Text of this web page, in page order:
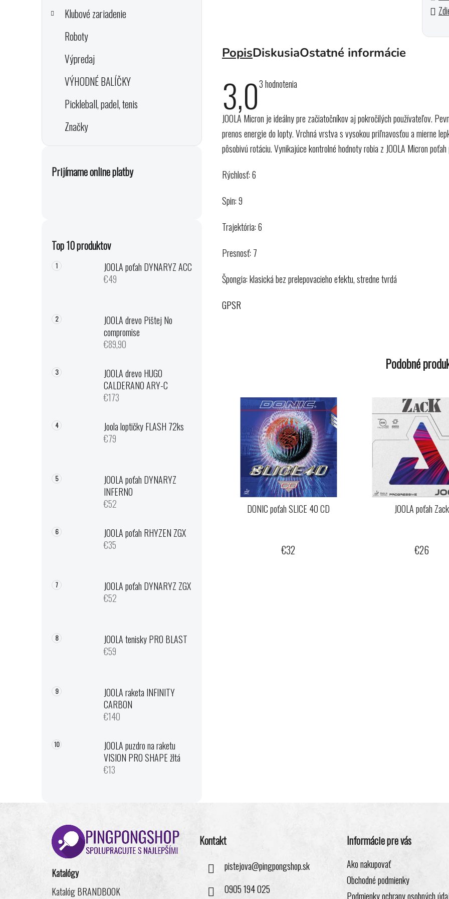
Klubové zariadenie
Roboty
Výpredaj
VÝHODNÉ BALÍČKY
Pickleball, padel, tenis
Značky
Prijímame online platby
Top 10 produktov
JOOLA poťah DYNARYZ ACC
€49
JOOLA drevo Pištej No
compromise
€89,90
JOOLA drevo HUGO
CALDERANO ARY-C
€173
Joola loptičky FLASH 72ks
€79
JOOLA poťah DYNARYZ
INFERNO
€52
JOOLA poťah RHYZEN ZGX
€35
JOOLA poťah DYNARYZ ZGX
€52
JOOLA tenisky PRO BLAST
€59
JOOLA raketa INFINITY
CARBON
€140
JOOLA puzdro na raketu
VISION PRO SHAPE žltá
€13
PopisDiskusiaOstatné informácie
3,0Priemerné
3,0
z
5
hviezdičiek.
3 hodnotenia
JOOLA Micron je ideálny pre začiatočníkov aj pokročilých používateľov.
prenos energie do lopty. Vrchná vrstva s vysokou priľnavosťou a mierne
pôsobivú rotáciu. Vynikajúce kontrolné hodnoty robia z JOOLA Micron poťah
Rýchlosť: 6
Spin: 9
Trajektória: 6
Presnosť: 7
Špongia: klasická bez prelepovacieho efektu, stredne tvrdá
GPSR
Podobné
DONIC poťah SLICE 40 CD
€32
JOOLA poťah Zack
€26
Katalógy
Katalóg BRANDBOOK
Kontakt
pistejova@pingpongshop.sk
0905 194 025
Informácie pre vás
Ako nakupovať
Obchodné podmienky
Podmienky ochrany osobných